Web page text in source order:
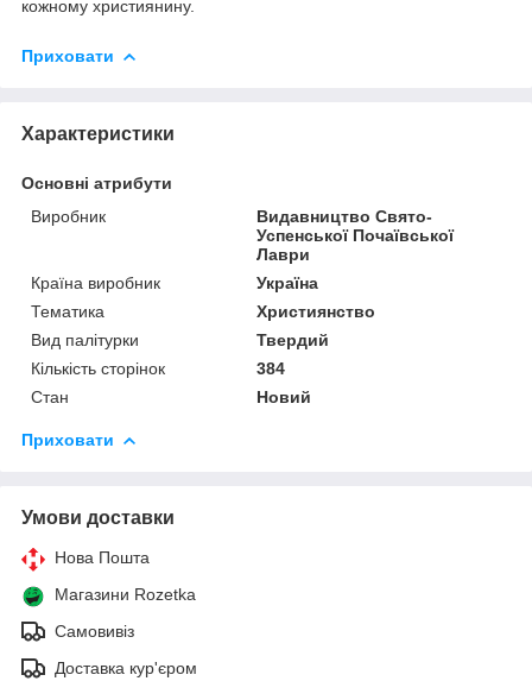
кожному християнину.
Приховати
Характеристики
Основні атрибути
Виробник
Видавництво Свято-
Успенської Почаївської
Лаври
Країна виробник
Україна
Тематика
Християнство
Вид палітурки
Твердий
Кількість сторінок
384
Стан
Новий
Приховати
Умови доставки
Нова Пошта
Магазини Rozetka
Самовивіз
Доставка кур'єром